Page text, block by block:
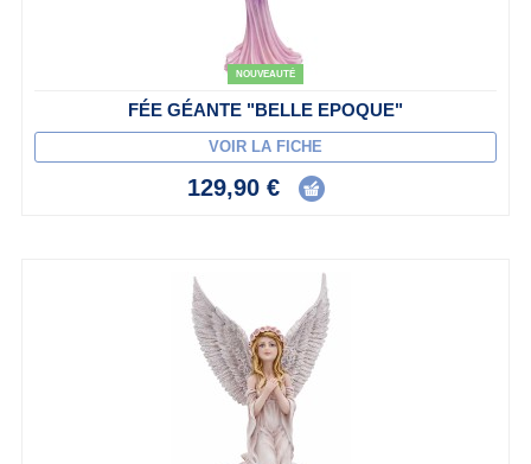
NOUVEAUTÉ
FÉE GÉANTE "BELLE EPOQUE"
VOIR LA FICHE
129,90 €